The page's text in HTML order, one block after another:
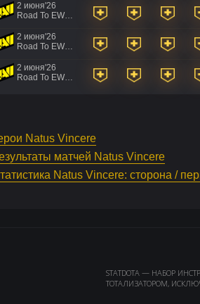
2 июня'26
Road To EWC 2026 Regional Qualifiers
2 июня'26
Road To EWC 2026 Regional Qualifiers
2 июня'26
Road To EWC 2026 Regional Qualifiers
Natus Vincere
матчей Natus Vincere
Natus Vincere: сторона /
STATDOTA — НАБОР
ТОТАЛИЗАТОРОМ,